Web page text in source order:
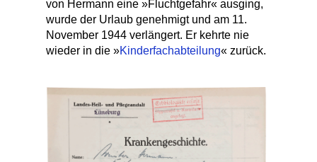
von Hermann eine »Fluchtgefahr« ausging,
wurde der Urlaub genehmigt und am 11.
November 1944 verlängert. Er kehrte nie
wieder in die »Kinderfachabteilung« zurück.